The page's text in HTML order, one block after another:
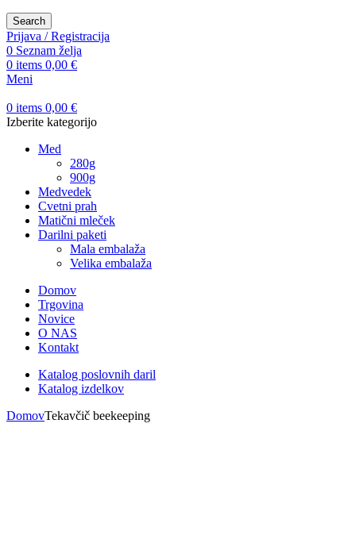
Search
Prijava / Registracija
0 Seznam želja
0 items 0,00 €
Meni
0 items 0,00 €
Izberite kategorijo
Med
280g
900g
Medvedek
Cvetni prah
Matični mleček
Darilni paketi
Mala embalaža
Velika embalaža
Domov
Trgovina
Novice
O NAS
Kontakt
Katalog poslovnih daril
Katalog izdelkov
DomovTekavčič beekeeping